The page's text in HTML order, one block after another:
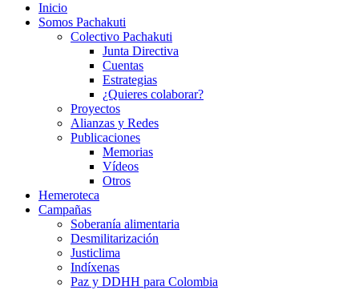
Inicio
Somos Pachakuti
Colectivo Pachakuti
Junta Directiva
Cuentas
Estrategias
¿Quieres colaborar?
Proyectos
Alianzas y Redes
Publicaciones
Memorias
Vídeos
Otros
Hemeroteca
Campañas
Soberanía alimentaria
Desmilitarización
Justiclima
Indíxenas
Paz y DDHH para Colombia